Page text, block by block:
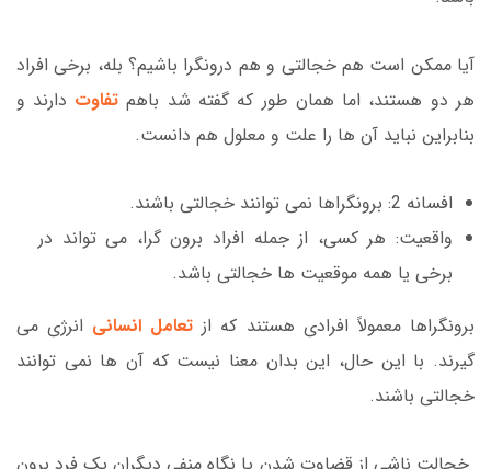
آیا ممکن است هم خجالتی و هم درونگرا باشیم؟ بله، برخی افراد
هر دو هستند، اما همان طور که گفته شد باهم تفاوت دارند و
بنابراین نباید آن ها را علت و معلول هم دانست.
افسانه 2: برونگراها نمی توانند خجالتی باشند.
واقعیت: هر کسی، از جمله افراد برون گرا، می تواند در
برخی یا همه موقعیت ها خجالتی باشد.
برونگراها معمولاً افرادی هستند که از تعامل انسانی انرژی می
گیرند. با این حال، این بدان معنا نیست که آن ها نمی توانند
خجالتی باشند.